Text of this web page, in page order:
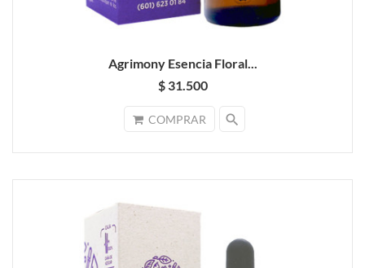
Agrimony Esencia Floral...
$ 31.500
COMPRAR search